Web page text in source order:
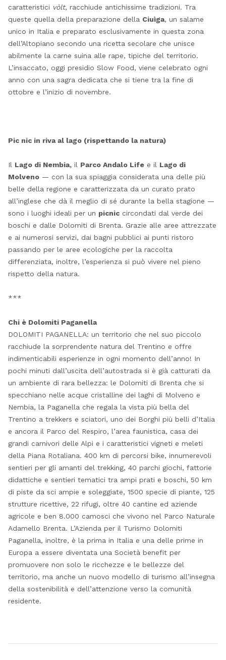
caratteristici vòlt, racchiude antichissime tradizioni. Tra
queste quella della preparazione della Ciuìga, un salame
unico in Italia e preparato esclusivamente in questa zona
dell’Altopiano secondo una ricetta secolare che unisce
abilmente la carne suina alle rape, tipiche del territorio.
L’insaccato, oggi presidio Slow Food, viene celebrato ogni
anno con una sagra dedicata che si tiene tra la fine di
ottobre e l’inizio di novembre.
Pic nic in riva al lago (rispettando la natura)
Il Lago di Nembia,il Parco Andalo Lifee il Lago di
Molveno— con la sua spiaggia considerata una delle più
belle della regione e caratterizzata da un curato prato
all’inglese che dà il meglio di sé durante la bella stagione —
sono i luoghi ideali per un picniccircondati dal verde dei
boschi e dalle Dolomiti di Brenta. Grazie alle aree attrezzate
e ai numerosi servizi, dai bagni pubblici ai punti ristoro
passando per le aree ecologiche per la raccolta
differenziata, inoltre, l’esperienza si può vivere nel pieno
rispetto della natura.
***
Chi è Dolomiti Paganella
DOLOMITI PAGANELLA: un territorio che nel suo piccolo
racchiude la sorprendente natura del Trentino e offre
indimenticabili esperienze in ogni momento dell’anno! In
pochi minuti dall’uscita dell’autostrada si è già catturati da
un ambiente di rara bellezza: le Dolomiti di Brenta che si
specchiano nelle acque cristalline dei laghi di Molveno e
Nembia, la Paganella che regala la vista più bella del
Trentino a trekkers e sciatori, uno dei Borghi più belli d’Italia
e ancora il Parco del Respiro, l’area faunistica, casa dei
grandi carnivori delle Alpi e i caratteristici vigneti e meleti
della Piana Rotaliana. 400 km di percorsi bike, innumerevoli
sentieri per gli amanti del trekking, 40 parchi giochi, fattorie
didattiche e sentieri tematici tra ampi prati e boschi, 50 km
di piste da sci ampie e soleggiate, 1500 specie di piante, 125
strutture ricettive, 22 rifugi, oltre 40 cantine ed aziende
agricole e ben 8.000 camosci che vivono nel Parco Naturale
Adamello Brenta. L’Azienda per il Turismo Dolomiti
Paganella, inoltre, è la prima in Italia e una delle prime in
Europa a essere diventata una Società benefit per
promuovere non solo le ricchezze e le bellezze del
territorio, ma anche un nuovo modello di turismo all’insegna
della sostenibilità e dell’attenzione verso la comunità
residente.